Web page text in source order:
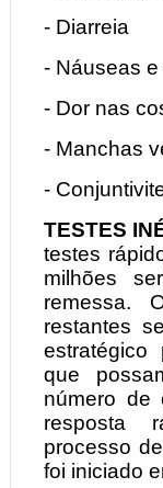
- Diarreia
- Náuseas
- Dor nas
- Manchas
-
TESTES
testes
milhões
remessa.
restantes
estratégico
que
número de
resposta
processo
foi iniciado